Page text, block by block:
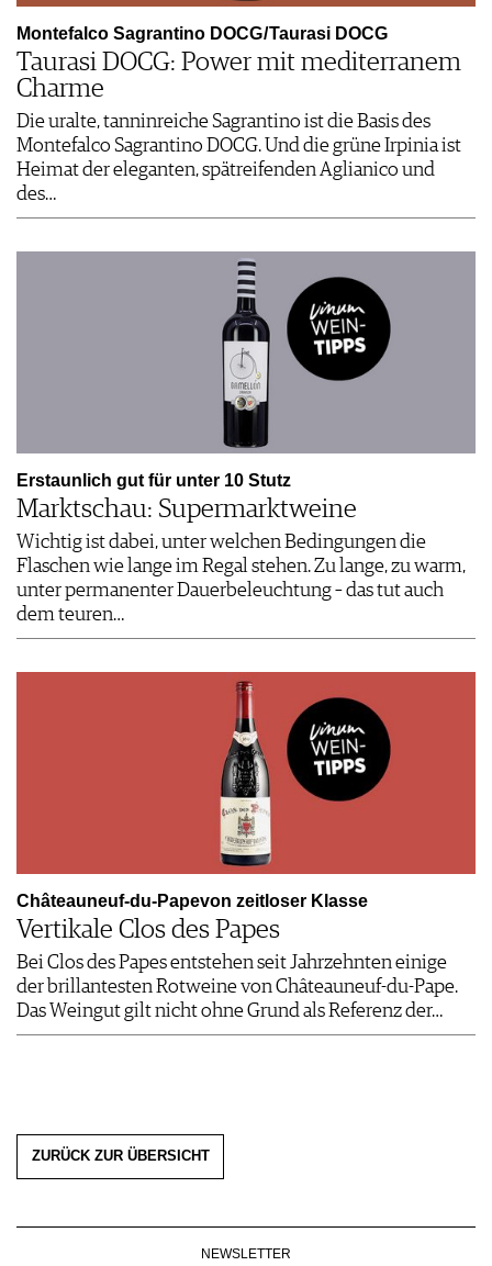
Montefalco Sagrantino DOCG / Taurasi DOCG
Taurasi DOCG: Power mit mediterranem
Charme
Die uralte, tanninreiche Sagrantino ist die Basis des
Montefalco Sagrantino DOCG. Und die grüne Irpinia ist
Heimat der eleganten, spätreifenden Aglianico und
des…
Erstaunlich gut für unter 10 Stutz
Marktschau: Supermarktweine
Wichtig ist dabei, unter welchen Bedingungen die
Flaschen wie lange im Regal stehen. Zu lange, zu warm,
unter permanenter Dauerbeleuchtung – das tut auch
dem teuren…
Châteauneuf-du-Papevon zeitloser Klasse
Vertikale Clos des Papes
Bei Clos des Papes entstehen seit Jahrzehnten einige
der brillantesten Rotweine von Châteauneuf-du-Pape.
Das Weingut gilt nicht ohne Grund als Referenz der…
ZURÜCK ZUR ÜBERSICHT
NEWSLETTER